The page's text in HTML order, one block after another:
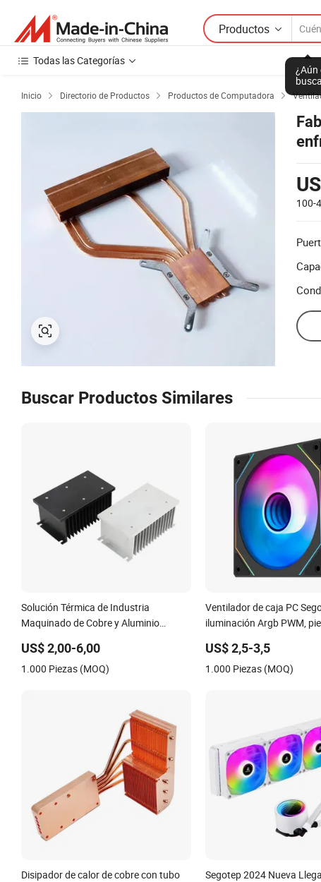
Productos
¿Aún
Todas las Categorías
Inicio  Directorio de Productos  Productos de Computadora 
100-
Buscar Productos Similares
Solución Térmica de Industria
Maquinado de Cobre y Aluminio
Anodizado Enfriamiento de Aluminio
Disipador de Calor
US$ 2,00-6,00
1.000 Piezas (MOQ)
Ventilador de caja PC
iluminación Argb PWM,
US$ 2,5-3,5
1.000 Piezas (MOQ)
Disipador de calor de cobre con tubo
Segotep 2024 Nueva